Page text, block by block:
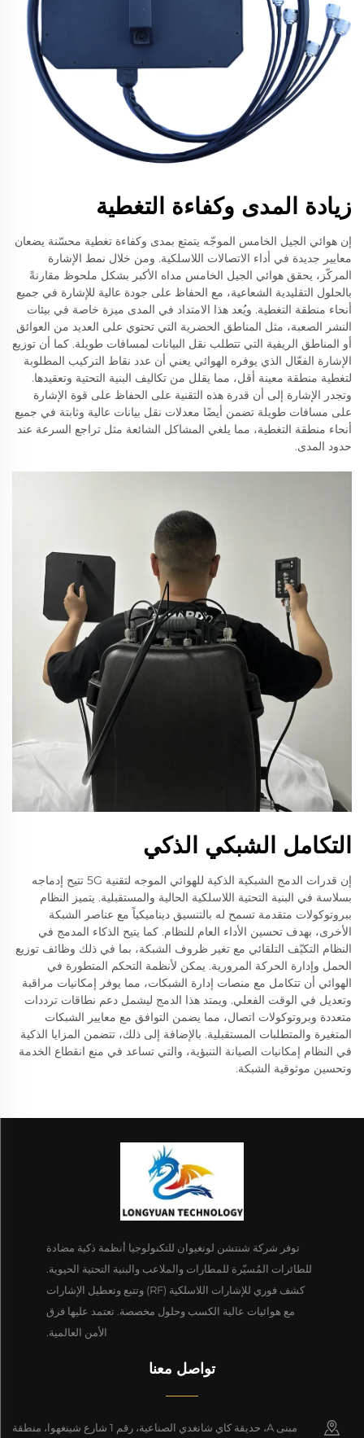
زيادة المدى وكفاءة التغطية
إن هوائي الجيل الخامس الموجّه يتمتع بمدى وكفاءة تغطية محسّنة يضعان
معايير جديدة في أداء الاتصالات اللاسلكية. ومن خلال نمط الإشارة
المركّز، يحقق هوائي الجيل الخامس مداه الأكبر بشكل ملحوظ مقارنةً
بالحلول التقليدية الشعاعية، مع الحفاظ على جودة عالية للإشارة في جميع
أنحاء منطقة التغطية. ويُعد هذا الامتداد في المدى ميزة خاصة في بيئات
النشر الصعبة، مثل المناطق الحضرية التي تحتوي على العديد من العوائق
أو المناطق الريفية التي تتطلب نقل البيانات لمسافات طويلة. كما أن توزيع
الإشارة الفعّال الذي يوفره الهوائي يعني أن عدد نقاط التركيب المطلوبة
لتغطية منطقة معينة أقل، مما يقلل من تكاليف البنية التحتية وتعقيدها.
وتجدر الإشارة إلى أن قدرة هذه التقنية على الحفاظ على قوة الإشارة
على مسافات طويلة تضمن أيضًا معدلات نقل بيانات عالية وثابتة في جميع
أنحاء منطقة التغطية، مما يلغي المشاكل الشائعة مثل تراجع السرعة عند
حدود المدى.
التكامل الشبكي الذكي
إن قدرات الدمج الشبكية الذكية للهوائي الموجه لتقنية 5G تتيح إدماجه
بسلاسة في البنية التحتية اللاسلكية الحالية والمستقبلية. يتميز النظام
ببروتوكولات متقدمة تسمح له بالتنسيق ديناميكياً مع عناصر الشبكة
الأخرى، بهدف تحسين الأداء العام للنظام. كما يتيح الذكاء المدمج في
النظام التكيّف التلقائي مع تغير ظروف الشبكة، بما في ذلك وظائف توزيع
الحمل وإدارة الحركة المرورية. يمكن لأنظمة التحكم المتطورة في
الهوائي أن تتكامل مع منصات إدارة الشبكات، مما يوفر إمكانيات مراقبة
وتعديل في الوقت الفعلي. ويمتد هذا الدمج ليشمل دعم نطاقات ترددات
متعددة وبروتوكولات اتصال، مما يضمن التوافق مع معايير الشبكات
المتغيرة والمتطلبات المستقبلية. بالإضافة إلى ذلك، تتضمن المزايا الذكية
في النظام إمكانيات الصيانة التنبؤية، والتي تساعد في منع انقطاع الخدمة
وتحسين موثوقية الشبكة.
توفر شركة شنتشن لونغيوان للتكنولوجيا أنظمة ذكية مضادة
للطائرات المُسيّرة للمطارات والملاعب والبنية التحتية الحيوية.
كشف فوري للإشارات اللاسلكية (RF) وتتبع وتعطيل الإشارات
مع هوائيات عالية الكسب وحلول مخصصة. تعتمد عليها فرق
الأمن العالمية.
تواصل معنا
مبنى A، حديقة كاي شانغدي الصناعية، رقم 1 شارع شينغهوا، منطقة